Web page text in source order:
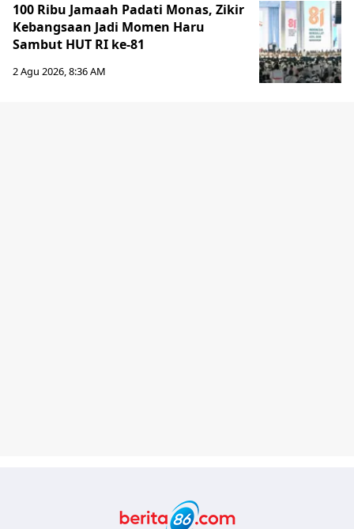
100 Ribu Jamaah Padati Monas, Zikir
Kebangsaan Jadi Momen Haru
Sambut HUT RI ke-81
2 Agu 2026, 8:36 AM